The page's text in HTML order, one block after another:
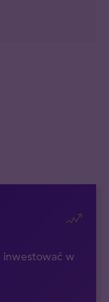
w